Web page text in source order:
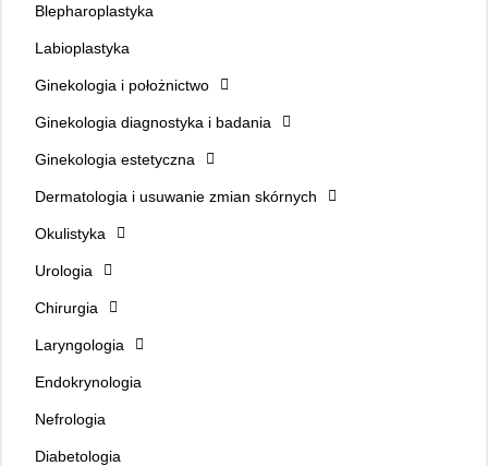
Blepharoplastyka
Labioplastyka
Ginekologia i położnictwo
Ginekologia diagnostyka i badania
Ginekologia estetyczna
Dermatologia i usuwanie zmian skórnych
Okulistyka
Urologia
Chirurgia
Laryngologia
Endokrynologia
Nefrologia
Diabetologia